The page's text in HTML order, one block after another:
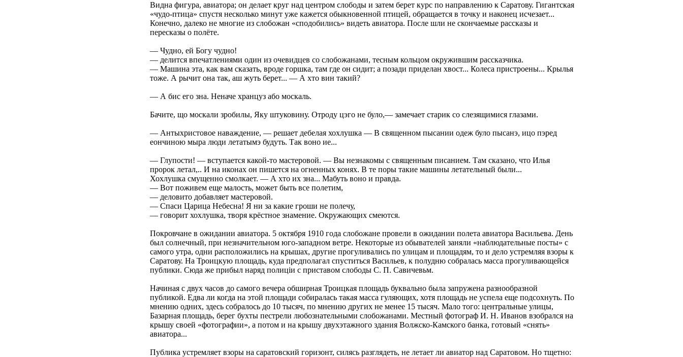
Видна фигура, авиатора; он делает круг над центром слободы и затем берет курс по направлению к Саратову. Гигантская
«чудо-птица» спустя несколько минут уже кажется обыкновенной птицей, обращается в точку и наконец исчезает...
Конечно, далеко не многие из слобожан «сподобились» видеть авиатора. После шли не скончаемые рассказы и
пересказы о полёте.
— Чудно, ей Богу чудно!
— делится впечатлениями один из очевидцев со слобожанами, тесным кольцом окружившим рассказчика.
— Машина эта, как вам сказать, вроде горшка, там где он сидит; а позади приделан хвост... Колеса пристроены... Крылья
тоже. А рычит она так, аш жуть берет... — А хто вин такий?
— А бис его зна. Неначе хранцуз або москаль.
Бачите, що москали зробилы, Яку штуковину. Отроду цэго не було,— замечает старик со слезящимися глазами.
— Антыхристовое наваждение, — решает дебелая хохлушка — В священном пысании одеж було пысанэ, ицо пэред
еончиною мыра люди летатымэ будуть. Так воно ие...
— Глупости! — вступается какой-то мастеровой. — Вы незнакомы с священным писанием. Там сказано, что Илья
пророк летал,.. И на иконах он пишется на огненных конях. В те поры такие машины летательный были...
Хохлушка смущенно смолкает. — А хто их зна... Мабуть воно и правда.
— Вот поживем еще малость, может быть все полетим,
— деловито добавляет мастеровой.
— Спаси Царица Небесна! Я ни за какие гроши не полечу,
— говорит хохлушка, творя крёстное знамение. Окружающих смеются.
Покровчане в ожидании авиатора. 5 октября 1910 года слобожане провели в ожидании полета авиатора Васильева. День
был солнечный, при незначительном юго-западном ветре. Некоторые из обывателей заняли «наблюдательные посты» с
самого утра, одни расположились на крышах, другие прогуливались по улицам и площадям, то и дело устремляя взоры к
Саратову. На Троицкую площадь, куда предполагал спуститься Васильев, к полудню собралась масса прогуливающейся
публики. Сюда же прибыл наряд полиціи с приставом слободы С. П. Савичевьм.
Начиная с двух часов до самого вечера обширная Троицкая площадь буквально была запружена разнообразной
публикой. Едва ли когда на этой площади собиралась такая масса гуляющих, хотя площадь не успела еще подсохнуть. По
мнению одних, здесь собралось до 10 тысяч, по мнению других не менее 15 тысяч. Мало того: центральные улицы,
Базарная площадь, берег бухты пестрели любознательными слобожанами. Местный фотограф И. Н. Иванов взобрался на
крышу своей «фотографии», а потом и на крышу двухэтажного здания Волжско-Камского банка, готовый «снять»
авиатора...
Публика устремляет взоры на саратовский горизонт, силясь разглядеть, не летает ли авиатор над Саратовом. Но тщетно: